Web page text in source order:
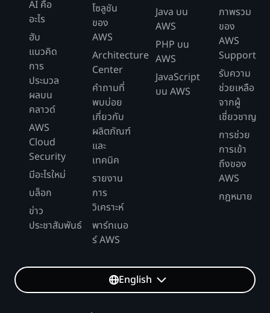
AI คือ
อะไร
ฮับ
แนวคิด
การ
ประมวล
ผลบน
คลาวด์
AWS
Cloud
Security
มีอะไรใหม่
บล็อก
ข่าว
ประชาสัมพันธ์
โซลูชัน
ของ
AWS
Architecture
Center
คำถามที่
พบบ่อย
เกี่ยวกับ
ผลิตภัณฑ์
และ
เทคนิค
รายงาน
การ
วิเคราะห์
พาร์ทเนอ
ร์ AWS
Java บน
AWS
PHP บน
AWS
JavaScript
บน AWS
ภาพรวม
ของ
AWS
Support
รับความ
ช่วยเหลือ
จากผู้
เชี่ยวชาญ
การช่วย
การเข้า
ถึงของ
AWS
กฎหมาย
English